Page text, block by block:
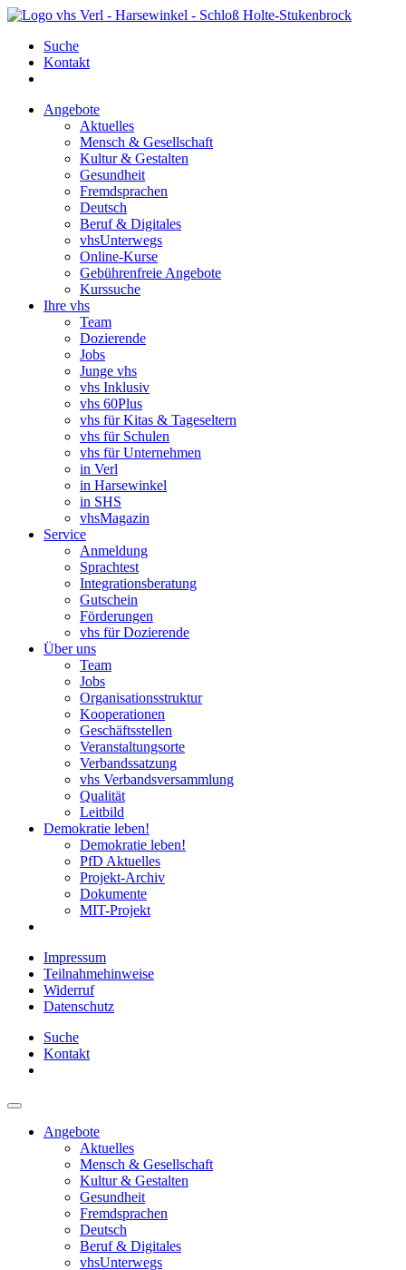
Suche
Kontakt
Angebote
Aktuelles
Mensch & Gesellschaft
Kultur & Gestalten
Gesundheit
Fremdsprachen
Deutsch
Beruf & Digitales
vhsUnterwegs
Online-Kurse
Gebührenfreie Angebote
Kurssuche
Ihre vhs
Team
Dozierende
Jobs
Junge vhs
vhs Inklusiv
vhs 60Plus
vhs für Kitas & Tageseltern
vhs für Schulen
vhs für Unternehmen
in Verl
in Harsewinkel
in SHS
vhsMagazin
Service
Anmeldung
Sprachtest
Integrationsberatung
Gutschein
Förderungen
vhs für Dozierende
Über uns
Team
Jobs
Organisationsstruktur
Kooperationen
Geschäftsstellen
Veranstaltungsorte
Verbandssatzung
vhs Verbandsversammlung
Qualität
Leitbild
Demokratie leben!
Demokratie leben!
PfD Aktuelles
Projekt-Archiv
Dokumente
MIT-Projekt
Impressum
Teilnahmehinweise
Widerruf
Datenschutz
Suche
Kontakt
Angebote
Aktuelles
Mensch & Gesellschaft
Kultur & Gestalten
Gesundheit
Fremdsprachen
Deutsch
Beruf & Digitales
vhsUnterwegs